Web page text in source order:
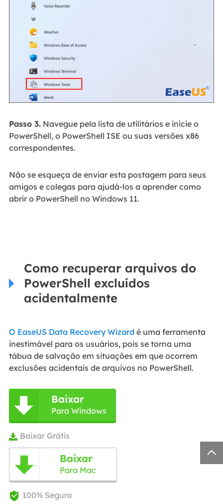
Passo 3.Navegue pela lista de utilitários e inicie o
PowerShell, o PowerShell ISE ou suas versões x86
correspondentes.
Não se esqueça de enviar esta postagem para seus
amigos e colegas para ajudá-los a aprender como
abrir o PowerShell no Windows 11.
Como recuperar arquivos do
PowerShell excluídos
acidentalmente
O EaseUS Data Recovery Wizard é uma ferramenta
inestimável para os usuários, pois se torna uma
tábua de salvação em situações em que ocorrem
exclusões acidentais de arquivos no PowerShell.
 Baixar
Para Windows
 Baixar Grátis
 Baixar
Para Mac
 100% Seguro
